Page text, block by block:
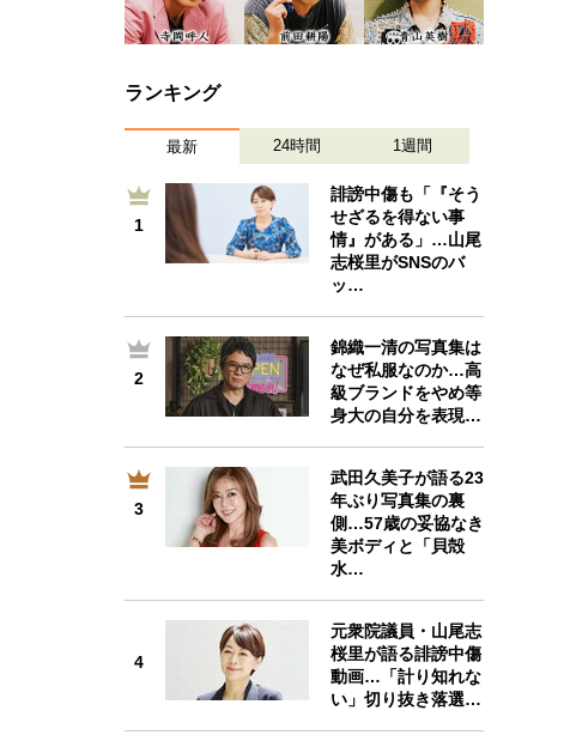
ランキング
最新 24時間 1週間
1
誹謗中傷も「『そう
せざるを得ない事
情』がある」…山尾
志桜里がSNSのバ
ッ…
2
錦織一清の写真集は
なぜ私服なのか…高
級ブランドをやめ等
身大の自分を表現…
3
武田久美子が語る23
年ぶり写真集の裏
側…57歳の妥協なき
美ボディと「貝殻
水…
4
元衆院議員・山尾志
桜里が語る誹謗中傷
動画…「計り知れな
い」切り抜き落選…